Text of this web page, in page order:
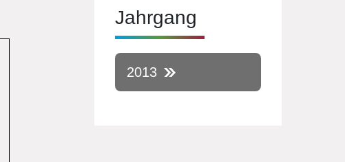
Jahrgang
2013